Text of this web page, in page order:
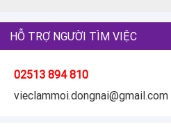
HỖ TRỢ NGƯỜI TÌM VIỆC
02513 894 810
vieclammoi.dongnai@gmail.com